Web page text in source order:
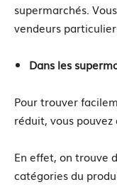
supermarchés.
vendeurs
Dans les
Pour trouver
réduit, vous pouvez
En effet, on trouve
catégories du